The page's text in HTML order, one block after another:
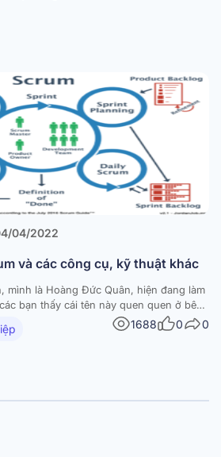
04/2022
và các công cụ, kỹ thuật khác
mình là Hoàng Đức Quân, hiện đang làm
bạn thấy cái tên này quen quen ở bên
xác nhận đó là mình. Rất mong các
1688 0 0